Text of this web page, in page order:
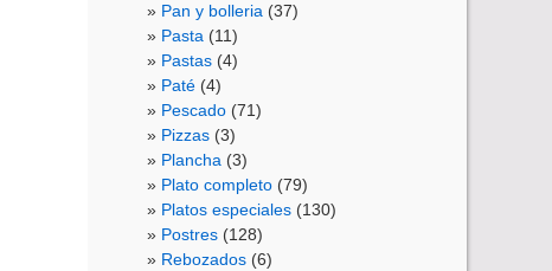
Pan y bolleria (37)
Pasta (11)
Pastas (4)
Paté (4)
Pescado (71)
Pizzas (3)
Plancha (3)
Plato completo (79)
Platos especiales (130)
Postres (128)
Rebozados (6)